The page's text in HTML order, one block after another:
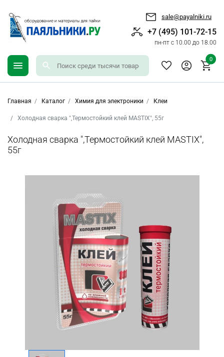
sale@payalniki.ru
+7 (495) 101-72-15
пн-пт с 10.00 до 18.00
0
Главная Каталог Химия для электроники Клеи
Холодная сварка ",Термостойкий клей MASTIX", 55г
Холодная сварка ",Термостойкий клей MASTIX",
55г